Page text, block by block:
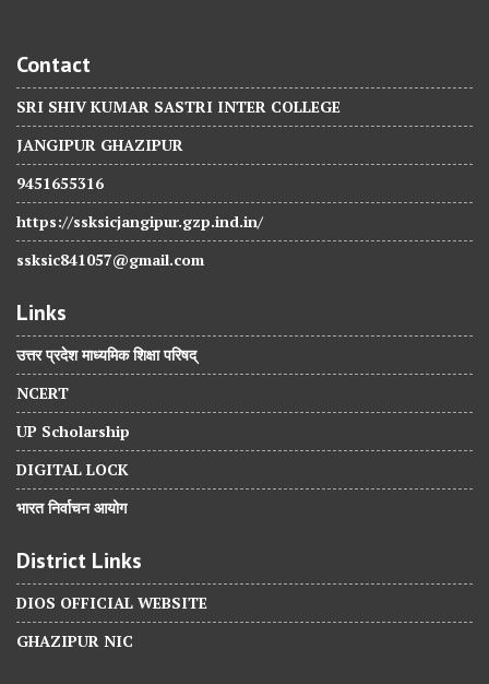
Contact
SRI SHIV KUMAR SASTRI INTER COLLEGE
JANGIPUR GHAZIPUR
9451655316
https://ssksicjangipur.gzp.ind.in/
ssksic841057@gmail.com
Links
उत्तर प्रदेश माध्यमिक शिक्षा परिषद्
NCERT
UP Scholarship
DIGITAL LOCK
भारत निर्वाचन आयोग
District Links
DIOS OFFICIAL WEBSITE
GHAZIPUR NIC